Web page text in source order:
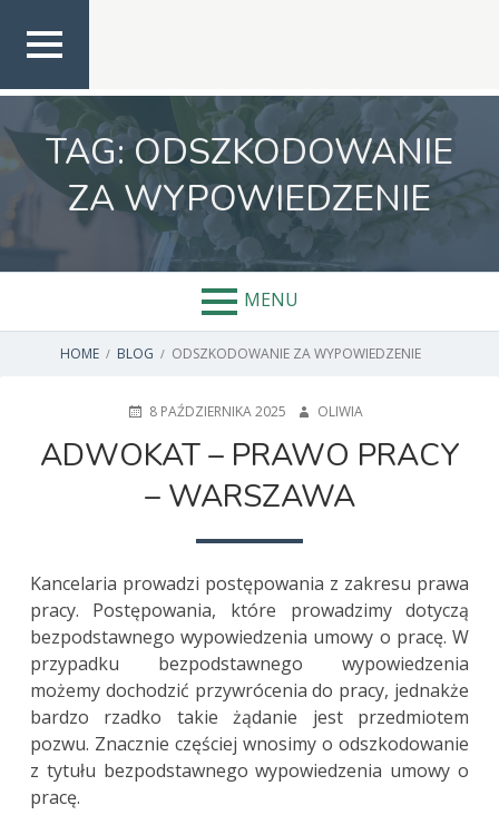
content
TOP
UTAG:ODSZKODOWANIE
ZA WYPOWIEDZENIE
MENU
BREADCRUMBS
HOME BLOG ODSZKODOWANIE ZA WYPOWIEDZENIE
POSTED8 PAŹDZIERNIKA 2025 AUTHOR
OLIWIA
ADWOKAT – PRAWO PRACY
– WARSZAWA
Kancelaria prowadzi postępowania z zakresu prawa
pracy. Postępowania, które prowadzimy dotyczą
bezpodstawnego wypowiedzenia umowy o pracę. W
przypadku bezpodstawnego wypowiedzenia
możemy dochodzić przywrócenia do pracy, jednakże
bardzo rzadko takie żądanie jest przedmiotem
pozwu. Znacznie częściej wnosimy o odszkodowanie
z tytułu bezpodstawnego wypowiedzenia umowy o
pracę.